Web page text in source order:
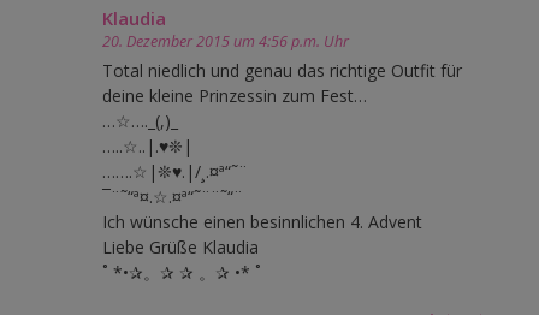
Klaudia
20. Dezember 2015 um 4:56 p.m. Uhr
Total niedlich und genau das richtige Outfit für
deine kleine Prinzessin zum Fest…
…☆…._(,)_
…..☆..|.♥❊|
…….☆|❊♥.|/¸.¤ª“˜¨
¯¨˜“ª¤.☆.¤ª“˜¨¨˜“¨
Ich wünsche einen besinnlichen 4. Advent
Liebe Grüße Klaudia
˚ *•✰。✰ ✰ 。✰ •* ˚